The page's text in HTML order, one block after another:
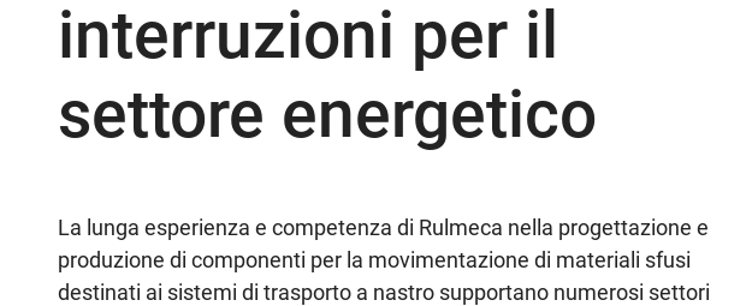
interruzioni per il
settore energetico
La lunga esperienza e competenza di Rulmeca nella progettazione e
produzione di componenti per la movimentazione di materiali sfusi
destinati ai sistemi di trasporto a nastro supportano numerosi settori